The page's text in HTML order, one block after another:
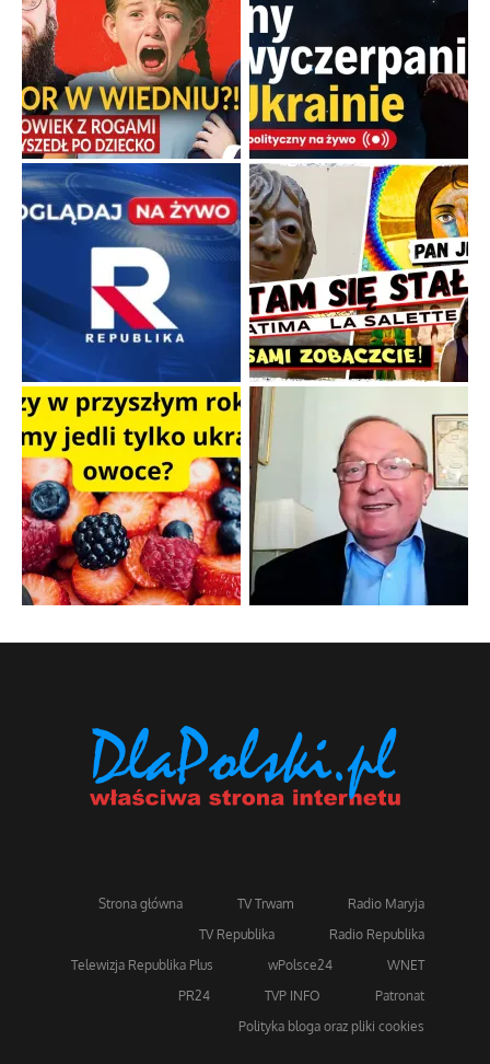
Familijny spór o biskupie sakry
Rodzinna polemika wokół sakr w Écône....
Popularne